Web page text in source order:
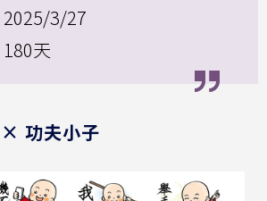
3/27
天
功夫小子